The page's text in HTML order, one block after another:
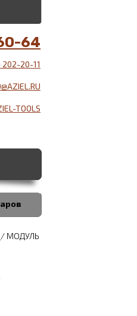
64
20-11
TOOLS
/ МОДУЛЬ